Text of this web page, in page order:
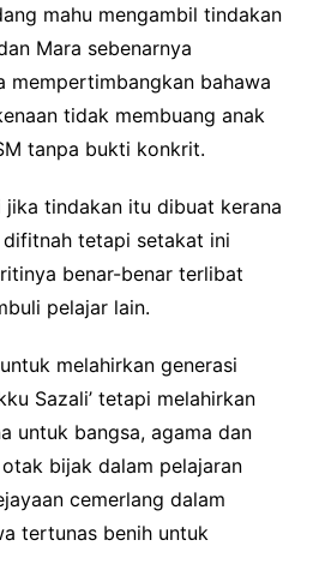
mahu mengambil tindakan
Mara sebenarnya
mempertimbangkan bahawa
tidak membuang anak
tanpa bukti konkrit.
jika tindakan itu dibuat kerana
tetapi setakat ini
benar-benar terlibat
pelajar lain.
melahirkan generasi
Sazali’ tetapi melahirkan
untuk bangsa, agama dan
bijak dalam pelajaran
cemerlang dalam
tertunas benih untuk